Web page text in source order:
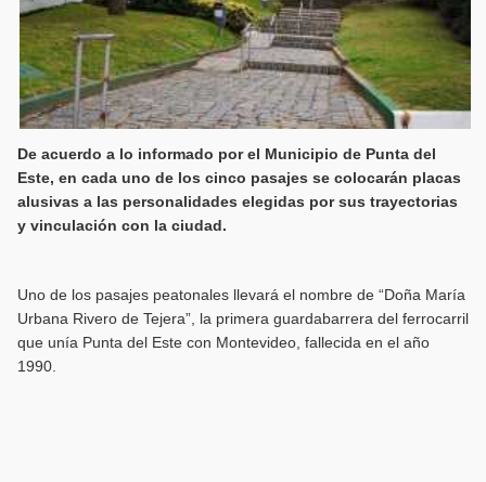
De acuerdo a lo informado por el Municipio de Punta del
Este, en cada uno de los cinco pasajes se colocarán placas
alusivas a las personalidades elegidas por sus trayectorias
y vinculación con la ciudad.
Uno de los pasajes peatonales llevará el nombre de “Doña María
Urbana Rivero de Tejera”, la primera guardabarrera del ferrocarril
que unía Punta del Este con Montevideo, fallecida en el año
1990.